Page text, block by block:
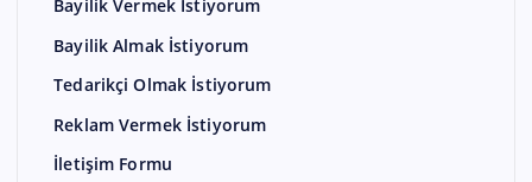
Bayilik Vermek İstiyorum
Bayilik Almak İstiyorum
Tedarikçi Olmak İstiyorum
Reklam Vermek İstiyorum
İletişim Formu